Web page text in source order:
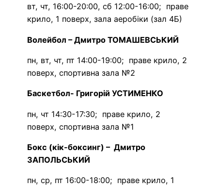
вт, чт, 16:00-20:00, сб 12:00-16:00; праве
крило, 1 поверх, зала аеробіки (зал 4Б)
Волейбол – Дмитро ТОМАШЕВСЬКИЙ
пн, вт, чт, пт 14:00-19:00; праве крило, 2
поверх, спортивна зала №2
Баскетбол- Григорій УСТИМЕНКО
пн, чт 14:30-17:30; праве крило, 2
поверх, спортивна зала №1
Бокс (кік-боксинг) – Дмитро
ЗАПОЛЬСЬКИЙ
пн, ср, пт 16:00-18:00; праве крило, 1